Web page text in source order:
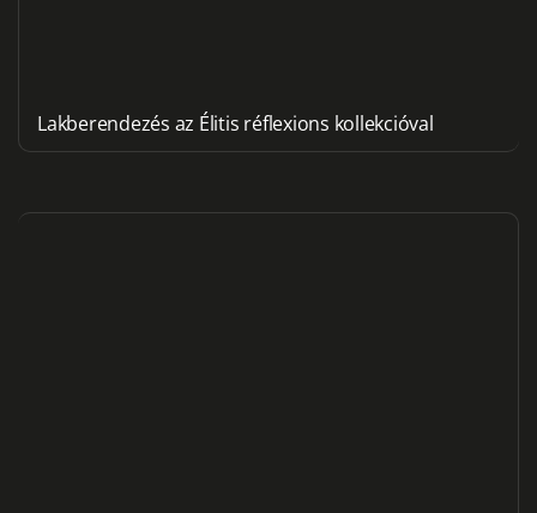
Lakberendezés az Élitis réflexions kollekcióval